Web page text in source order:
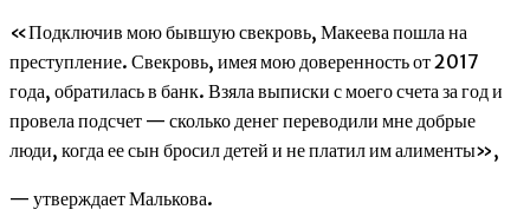
«Подключив мою бывшую свекровь, Макеева пошла на
преступление. Свекровь, имея мою доверенность от 2017
года, обратилась в банк. Взяла выписки с моего счета за год и
провела подсчет — сколько денег переводили мне добрые
люди, когда ее сын бросил детей и не платил им алименты»,
— утверждает Малькова.